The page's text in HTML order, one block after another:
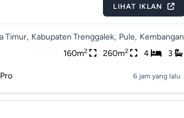
LIHAT IKLAN
Timur, Kabupaten Trenggalek, Pule, Kembangan
160m2 260m2 4 3
6 jam yang lalu